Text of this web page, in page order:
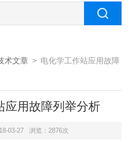
术文章 > 电化学工作站应用故障
应用故障列举分析
03-27 浏览：2876次